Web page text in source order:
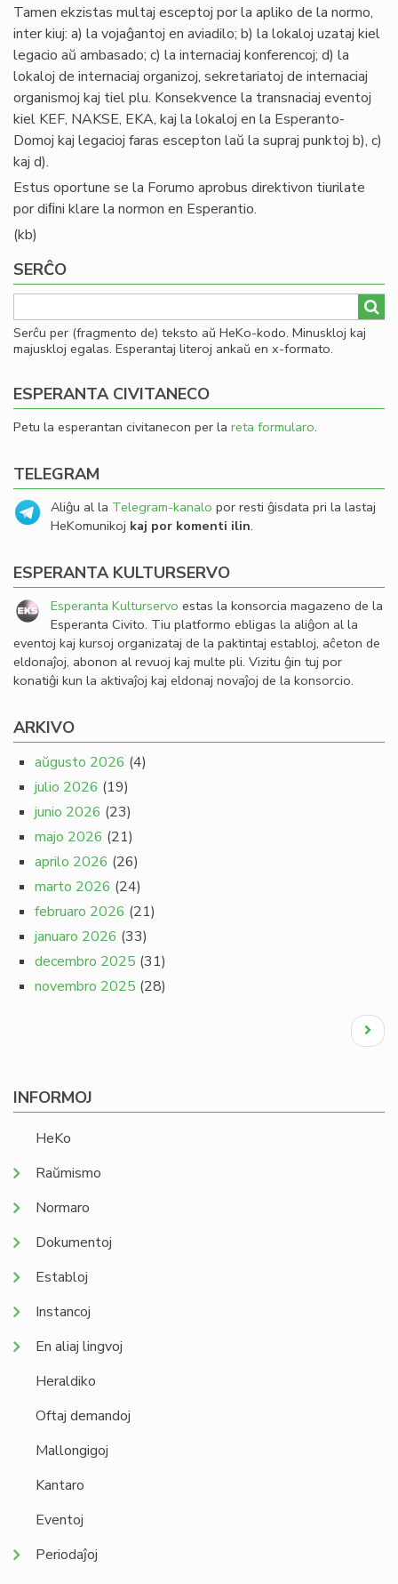
Tamen ekzistas multaj esceptoj por la apliko de la normo,
inter kiuj: a) la vojaĝantoj en aviadilo; b) la lokaloj uzataj kiel
legacio aŭ ambasado; c) la internaciaj konferencoj; d) la
lokaloj de internaciaj organizoj, sekretariatoj de internaciaj
organismoj kaj tiel plu. Konsekvence la transnaciaj eventoj
kiel KEF, NAKSE, EKA, kaj la lokaloj en la Esperanto-
Domoj kaj legacioj faras escepton laŭ la supraj punktoj b), c)
kaj d).
Estus oportune se la Forumo aprobus direktivon tiurilate
por diﬁni klare la normon en Esperantio.
(kb)
SERĈO
Serĉu per (fragmento de) teksto aŭ HeKo-kodo. Minuskloj kaj
majuskloj egalas. Esperantaj literoj ankaŭ en x-formato.
ESPERANTA CIVITANECO
Petu la esperantan civitanecon per la reta formularo.
TELEGRAM
Aliĝu al la Telegram-kanalo por resti ĝisdata pri la lastaj
HeKomunikoj kaj por komenti ilin.
ESPERANTA KULTURSERVO
Esperanta Kulturservo estas la konsorcia magazeno de la
Esperanta Civito. Tiu platformo ebligas la aliĝon al la
eventoj kaj kursoj organizataj de la paktintaj establoj, aĉeton de
eldonaĵoj, abonon al revuoj kaj multe pli. Vizitu ĝin tuj por
konatiĝi kun la aktivaĵoj kaj eldonaj novaĵoj de la konsorcio.
ARKIVO
aŭgusto 2026 (4)
julio 2026 (19)
junio 2026 (23)
majo 2026 (21)
aprilo 2026 (26)
marto 2026 (24)
februaro 2026 (21)
januaro 2026 (33)
decembro 2025 (31)
novembro 2025 (28)
Next
page
INFORMOJ
HeKo
Raŭmismo
Normaro
Dokumentoj
Establoj
Instancoj
En aliaj lingvoj
Heraldiko
Oftaj demandoj
Mallongigoj
Kantaro
Eventoj
Periodaĵoj